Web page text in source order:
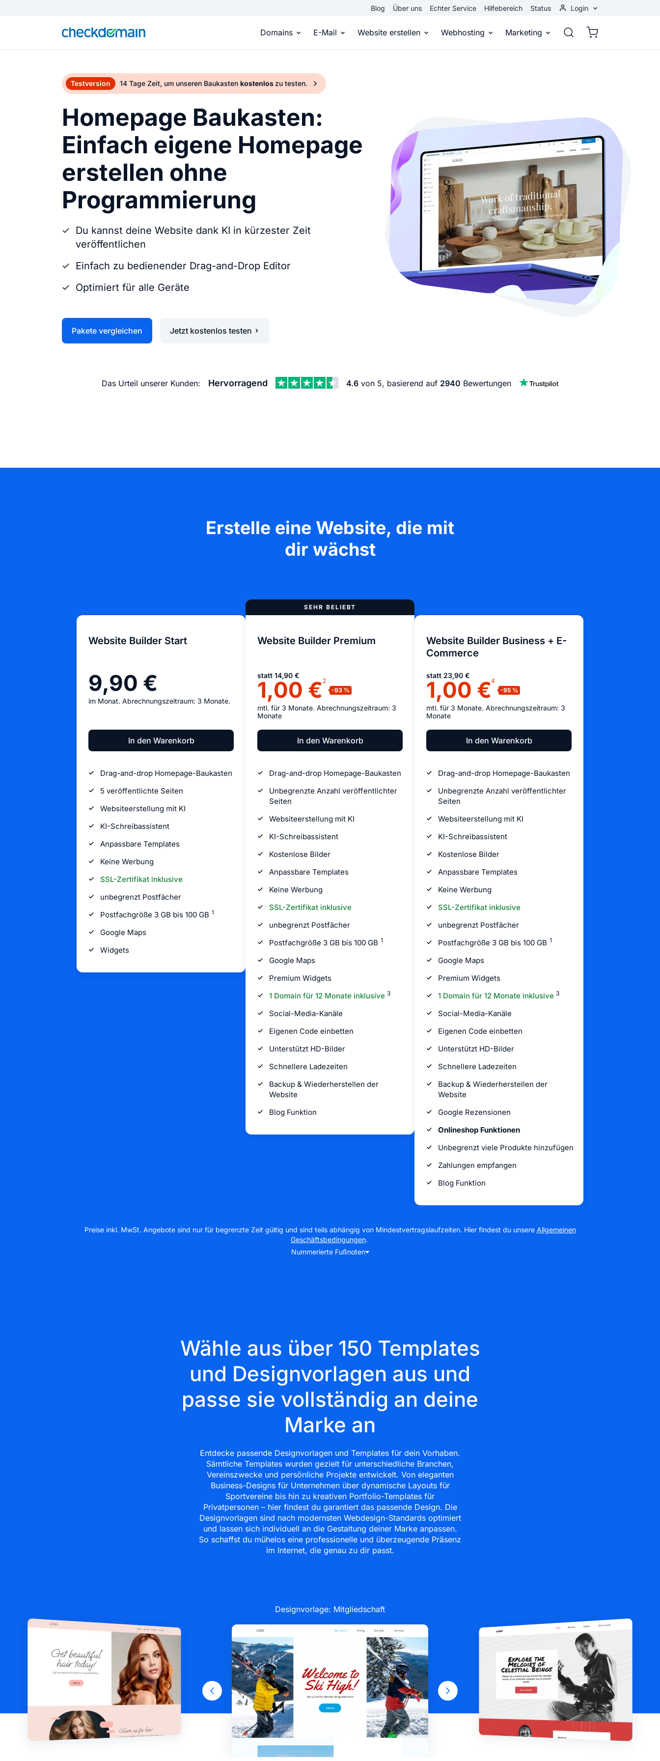
Blog Über uns Echter Service Hilfebereich Status Login
Kundenbereich
Webmail
Domains
Domain kaufen
Du hast die Idee, wir die passende Domain
Top Level Domains
Über 950 Domain-Endungen aus aller Welt
Einfach & schnell beim Domain-Profi
Erstelle schnell gute Domains
.com Domain
E-Mail
Zugriff auf E-Mails immer und überall
Website erstellen
Homepage Baukasten
Eigene Homepage ohne Programmierkenntnisse
Online-Shop erstellen
Bringe dein Unternehmen noch heute online
Website erstellen lassen Sehr beliebt
Unser Website-Service erstellt Ihre Website
Webhosting
Rankingcoach
Schnell und einfach an die Spitze bei Google
Premium Services
Individuelle technische Unterstützung
Marketing
Google Anzeigen
Sofort sichtbar bei Google
Banner-Werbung
Deine Anzeigen auf anderen
Social Media Marketing
Mehr Kunden über Instagram &
Online Complete
Dein Unternehmen überall zu
Testversion 14 Tage Zeit, um unseren Baukasten kostenlos zu testen.
Homepage Baukasten:
Einfach eigene Homepage
erstellen ohne
Programmierung
Du kannst deine Website dank KI in kürzester Zeit
veröffentlichen
Einfach zu bedienender Drag-and-Drop Editor
Optimiert für alle Geräte
Pakete vergleichen Jetzt kostenlos testen
Das Urteil unserer Kunden: Hervorragend 4.6 von 5, basierend auf 2940 Bewertungen
Erstelle eine Website, die mit
dir wächst
Website Builder Start
9,90 €
im Monat. Abrechnungszeitraum: 3 Monate.
In den Warenkorb
Drag-and-drop Homepage-Baukasten
5 veröffentlichte Seiten
Websiteerstellung mit KI
KI-Schreibassistent
Anpassbare Templates
Keine Werbung
SSL-Zertifikat inklusive
unbegrenzt Postfächer
Postfachgröße 3 GB bis 100 GB 1
Google Maps
Widgets
Website Builder Premium
statt 14,90 €
1,00 € 2
mtl. für 3 Monate. Abrechnungszeitraum: 3
Monate
In den Warenkorb
Drag-and-drop Homepage-Baukasten
Unbegrenzte Anzahl veröffentlichter
Seiten
Websiteerstellung mit KI
KI-Schreibassistent
Kostenlose Bilder
Anpassbare Templates
Keine Werbung
SSL-Zertifikat inklusive
unbegrenzt Postfächer
Postfachgröße 3 GB bis 100 GB 1
Google Maps
Premium Widgets
1 Domain für 12 Monate inklusive 3
Social-Media-Kanäle
Eigenen Code einbetten
Unterstützt HD-Bilder
Schnellere Ladezeiten
Backup & Wiederherstellen der
Website
Blog Funktion
Website Builder Business + E-
Commerce
statt 23,90 €
1,00 €4
mtl. für 3 Monate. Abrechnungszeitraum: 3
Monate
In den Warenkorb
Drag-and-drop Homepage-Baukasten
Unbegrenzte Anzahl veröffentlichter
Seiten
Websiteerstellung mit KI
KI-Schreibassistent
Kostenlose Bilder
Anpassbare Templates
Keine Werbung
SSL-Zertifikat inklusive
unbegrenzt Postfächer
Postfachgröße 3 GB bis 100 GB 1
Google Maps
Premium Widgets
1 Domain für 12 Monate inklusive 3
Social-Media-Kanäle
Eigenen Code einbetten
Unterstützt HD-Bilder
Schnellere Ladezeiten
Backup & Wiederherstellen der
Website
Google Rezensionen
Onlineshop Funktionen
Unbegrenzt viele Produkte hinzufügen
Zahlungen empfangen
Blog Funktion
Preise inkl. MwSt. Angebote sind nur für begrenzte Zeit gültig und sind teils abhängig von Mindestvertragslaufzeiten. Hier findest du unsere Allgemeinen
Geschäftsbedingungen.
Nummerierte Fußnoten
Wähle aus über 150 Templates
und Designvorlagen aus und
passe sie vollständig an deine
Marke an
Entdecke passende Designvorlagen und Templates für dein Vorhaben.
Sämtliche Templates wurden gezielt für unterschiedliche Branchen,
Vereinszwecke und persönliche Projekte entwickelt. Von eleganten
Business-Designs für Unternehmen über dynamische Layouts für
Sportvereine bis hin zu kreativen Portfolio-Templates für
Privatpersonen – hier findest du garantiert das passende Design. Die
Designvorlagen sind nach modernsten Webdesign-Standards optimiert
und lassen sich individuell an die Gestaltung deiner Marke anpassen.
So schaffst du mühelos eine professionelle und überzeugende Präsenz
im Internet, die genau zu dir passt.
Designvorlage: Mitgliedschaft